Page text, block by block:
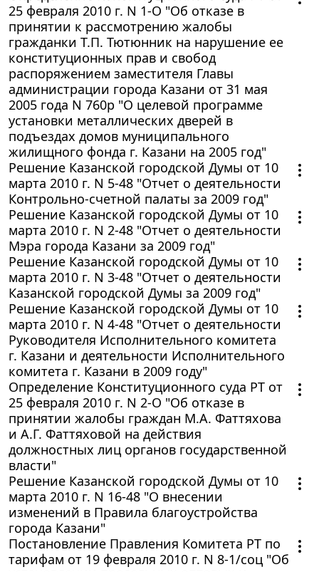
25 февраля 2010 г. N 1-О "Об отказе в
принятии к рассмотрению жалобы
гражданки Т.П. Тютюнник на нарушение ее
конституционных прав и свобод
распоряжением заместителя Главы
администрации города Казани от 31 мая
2005 года N 760р "О целевой программе
установки металлических дверей в
подъездах домов муниципального
жилищного фонда г. Казани на 2005 год"
Решение Казанской городской Думы от 10
марта 2010 г. N 5-48 "Отчет о деятельности
Контрольно-счетной палаты за 2009 год"
Решение Казанской городской Думы от 10
марта 2010 г. N 2-48 "Отчет о деятельности
Мэра города Казани за 2009 год"
Решение Казанской городской Думы от 10
марта 2010 г. N 3-48 "Отчет о деятельности
Казанской городской Думы за 2009 год"
Решение Казанской городской Думы от 10
марта 2010 г. N 4-48 "Отчет о деятельности
Руководителя Исполнительного комитета
г. Казани и деятельности Исполнительного
комитета г. Казани в 2009 году"
Определение Конституционного суда РТ от
25 февраля 2010 г. N 2-О "Об отказе в
принятии жалобы граждан М.А. Фаттяхова
и А.Г. Фаттяховой на действия
должностных лиц органов государственной
власти"
Решение Казанской городской Думы от 10
марта 2010 г. N 16-48 "О внесении
изменений в Правила благоустройства
города Казани"
Постановление Правления Комитета РТ по
тарифам от 19 февраля 2010 г. N 8-1/соц "Об